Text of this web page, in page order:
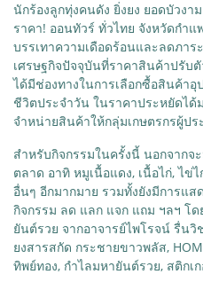
นักร้องลูกทุ่งคนดัง ยิ่งยง ยอดบัวง
ราคา! ออนทัวร์ ทั่วไทย จังหวัดกำแ
บรรเทาความเดือดร้อนและลดภา
เศรษฐกิจปัจจุบันที่ราคาสินค้าปรับ
ได้มีช่องทางในการเลือกซื้อสินค้า
ชีวิตประจำวัน ในราคาประหยัดได้
จำหน่ายสินค้าให้กลุ่มเกษตรกรผู้ป
สำหรับกิจกรรมในครั้งนี้ นอกจากจ
ตลาด อาทิ หมูเนื้อแดง, เนื้อไก่, ไ
อื่นๆ อีกมากมาย รวมทั้งยังมีการแ
กิจกรรม ลด แลก แจก แถม ฯลฯ โ
ยันต์รวย จากอาจารย์ไพโรจน์ รื่น
ยงสารสกัด กระชายขาวพลัส,
ทิพย์ทอง, กำไลมหายันต์รวย, สติกเ